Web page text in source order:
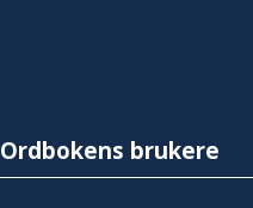
Ordbokens brukere